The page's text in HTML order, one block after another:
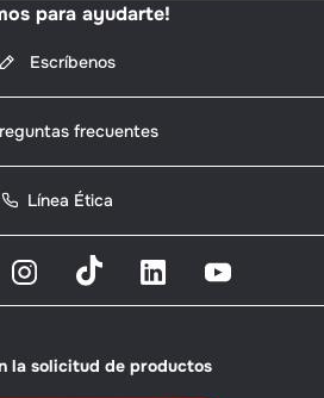
para ayudarte!
Escríbenos
frecuentes
Línea Ética
la solicitud de productos